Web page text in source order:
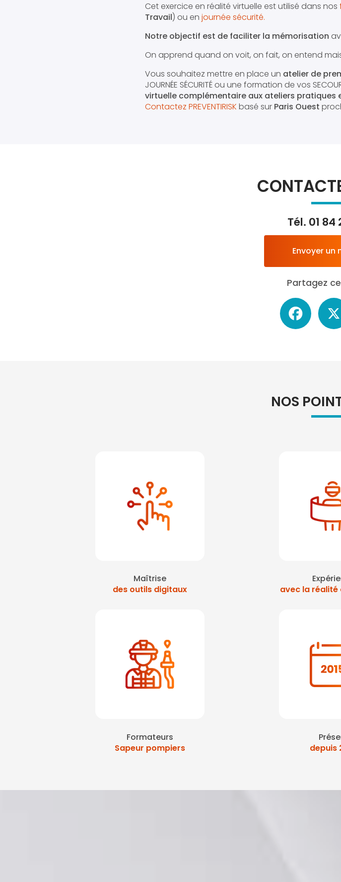
Cet exercice en réalité virtuelle est utilisé dans nos
Travail) ou en journée sécurité.
Notre objectif est de faciliter la mémorisation
On apprend quand on voit, on fait, on entend
Vous souhaitez mettre en place un atelier de
JOURNÉE SÉCURITÉ ou une formation de vos
virtuelle complémentaire aux ateliers
Contactez PREVENTIRISK basé sur Paris Ouest
Tél. 01 84
Envoyer un
Partagez
NOS
Maîtrise
des outils digitaux
avec la réalité
Formateurs
Sapeur pompiers
depuis